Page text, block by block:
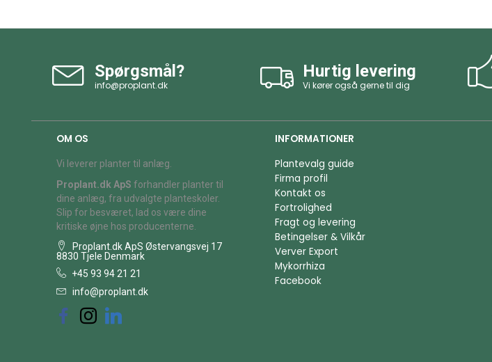
Spørgsmål?
info@proplant.dk
Hurtig levering
Vi kører også gerne til dig
OM OS
Vi leverer planter til anlæg.
Proplant.dk ApS forhandler planter til
dine anlæg, fra udvalgte planteskoler.
Slip for besværet, lad os være dine
kritiske øjne hos producenterne.
Proplant.dk ApS Østervangsvej 17
8830 Tjele Denmark
+45 93 94 21 21
info@proplant.dk
INFORMATIONER
Plantevalg guide
Firma profil
Kontakt os
Fortrolighed
Fragt og levering
Betingelser & Vilkår
Verver Export
Mykorrhiza
Facebook